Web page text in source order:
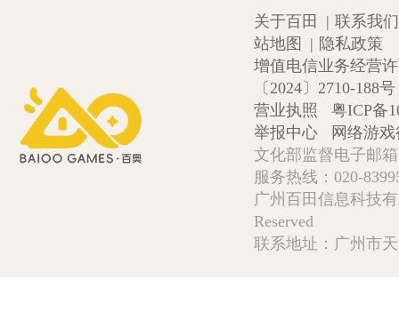
关于百田 | 联系我们
站地图
| 隐私政策
增值电信业务经营
〔2024〕2710-188号
营业执照
粤ICP备
举报中心
网络游
文化部监督电子邮
服务热线：020-
广州百田信息科技
Reserved
联系地址：广州市